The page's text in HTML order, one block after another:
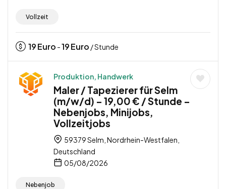
Vollzeit
19Euro -19Euro / Stunde
Produktion, Handwerk
Maler / Tapezierer für Selm
(m/w/d) – 19,00 € / Stunde –
Nebenjobs, Minijobs,
Vollzeitjobs
59379 Selm, Nordrhein-Westfalen,
Deutschland
05/08/2026
Nebenjob